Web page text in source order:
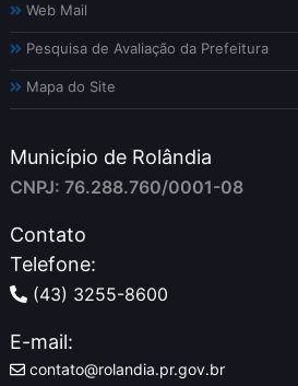
Web Mail
Pesquisa de Avaliação da Prefeitura
Mapa do Site
Município de Rolândia
CNPJ: 76.288.760/0001-08
Contato
Telefone:
(43) 3255-8600
E-mail:
contato@rolandia.pr.gov.br